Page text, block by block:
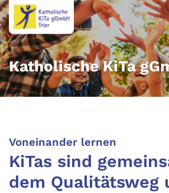
Zum Inhalt springen
Katholische KiTa
Voneinander lernen
KiTas sind
dem Qualitätsweg